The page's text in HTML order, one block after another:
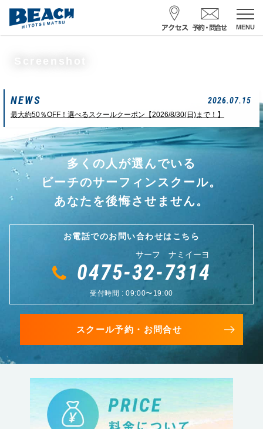
MENU
スクール予約・お問合せ
サーフ ナミイーヨ
0475-32-7314
受付時間 : 09:00〜19:00
一松海岸 波情報
状態 風
9:37 22:01
NEWS 2026.07.15
最大約50％OFF！選べるスクールクーポン【2026/8/30(日)まで！】
多くの人が選んでいる
ビーチのサーフィンスクール。
あなたを後悔させません。
お電話でのお問い合わせはこちら
サーフ ナミイーヨ
0475-32-7314
受付時間 : 09:00〜19:00
スクール予約・お問合せ